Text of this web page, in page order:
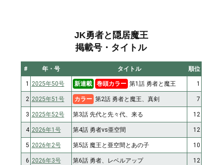
JK勇者と隠居魔王
掲載号・タイトル
# 年・号 タイトル 順位
1 2025年50号 新連載 巻頭カラー 第1話 勇者と魔王 1
2 2025年51号 カラー 第2話 勇者と魔王、真剣 7
3 2025年52号 第3話 先代と先々代、来る 12
4 2026年1号 第4話 勇者vs亜空間 12
5 2026年2号 第5話 魔王と亜空間とあの子 10
6 2026年3号 第6話 勇者、レベルアップ 12